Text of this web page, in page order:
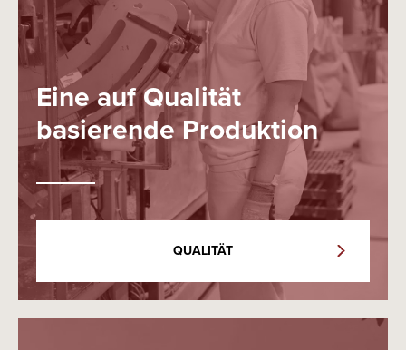
Eine auf Qualität
basierende Produktion
QUALITÄT